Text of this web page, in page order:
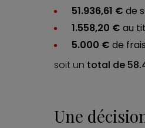
51.936,61 € de
1.558,20 € au
5.000 € de
soit un total de
Une